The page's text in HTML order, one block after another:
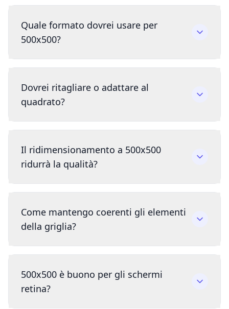
Quale formato dovrei usare per
500x500?
Dovrei ritagliare o adattare al
quadrato?
Il ridimensionamento a 500x500
ridurrà la qualità?
Come mantengo coerenti gli elementi
della griglia?
500x500 è buono per gli schermi
retina?